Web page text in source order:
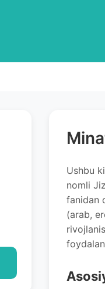
Ushbu
nomli
fanidan
(arab,